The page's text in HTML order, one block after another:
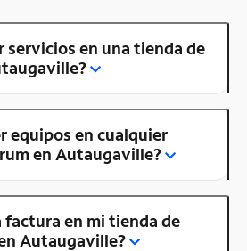
servicios en una tienda de
equipos en cualquier
en Autaugaville?
factura en mi tienda de
Autaugaville?